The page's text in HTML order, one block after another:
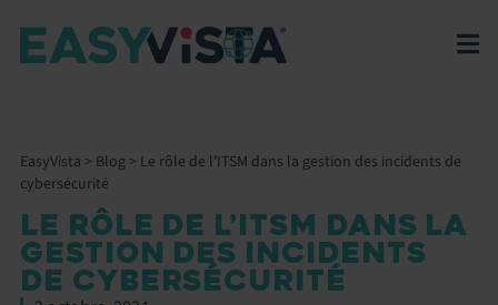
EasyVista > Blog> Le rôle de l’ITSM dans la gestion des incidents de
cybersécurité
LE RÔLE DE L’ITSM DANS LA
GESTION DES INCIDENTS
DE CYBERSÉCURITÉ